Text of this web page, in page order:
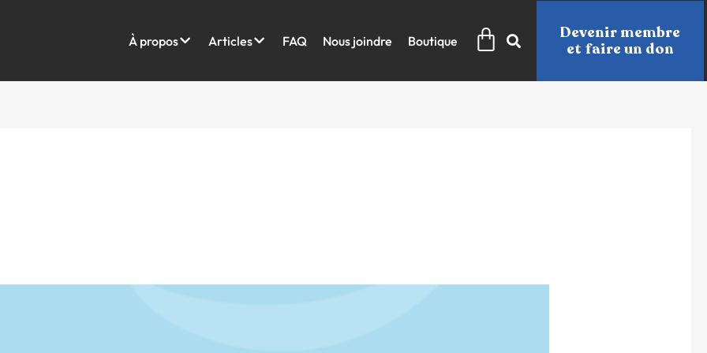
À propos Articles FAQ Nous joindre Boutique Panier
Devenir membre
et faire un don